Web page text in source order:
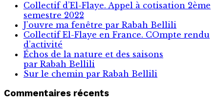
Collectif d’El-Flaye. Appel à cotisation 2ème
semestre 2022
J’ouvre ma fenêtre par Rabah Bellili
Collectif El-Flaye en France. COmpte rendu
d’activité
Échos de la nature et des saisons
par Rabah Bellili
Sur le chemin par Rabah Bellili
Commentaires récents